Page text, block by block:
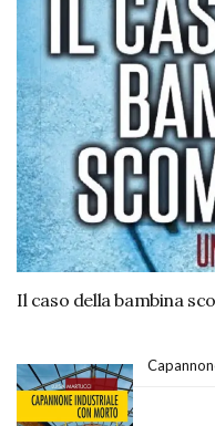
Il caso della bambina